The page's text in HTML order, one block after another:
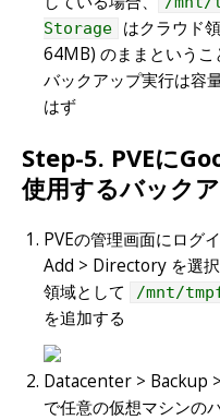
Storage
はクラウド
64MB) のままというこ
バックアップ実行は容
はず
Step-5. PVEに
使用するバック
PVEの管理画面にログ
Add > Directory を選
領域として
/mnt/
を追加する
Datacenter > Backup
で任意の仮想マシンの